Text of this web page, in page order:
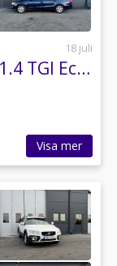
18 juli
Volkswagen Passat Variant 1.4 TGI EcoFuel Sportline, Dragkrok
Visa mer